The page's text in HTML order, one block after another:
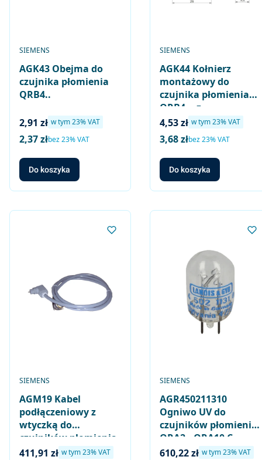
AGK43 Obejma do
czujnika płomienia
QRB4..
PRODUCENT
SIEMENS
Cena brutto
2,91 zł w tym %s VAT
w tym23%VAT
Cena netto
2,37 złbez 23% VAT
Do koszyka
AGK44 Kołnierz
montażowy do
czujnika płomienia
QRB4.., z
wydłużonym
otworem
PRODUCENT
SIEMENS
Cena brutto
4,53 zł w tym %s VAT
w tym23%VAT
Cena netto
3,68 złbez 23% VAT
Do koszyka
AGM19 Kabel
podłączeniowy z
wtyczką do
czujników płomienia
QRA53.. QRA55.., 2m
PRODUCENT
SIEMENS
Cena brutto
411,91 zł w tym %s VAT
w tym23%VAT
AGR450211310
Ogniwo UV do
czujników płomienia
QRA2.. QRA10.C
PRODUCENT
SIEMENS
Cena brutto
610,22 zł w tym %s VAT
w tym23%VAT